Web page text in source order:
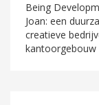
Being
Joan: een
creatieve
kantoorgebouw